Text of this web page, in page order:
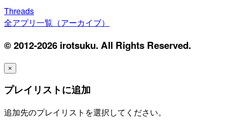
Threads
全アプリ一覧（アーカイブ）
© 2012-2026 irotsuku. All Rights Reserved.
×
プレイリストに追加
追加先のプレイリストを選択してください。